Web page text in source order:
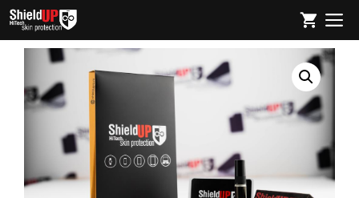
Sari
conținut